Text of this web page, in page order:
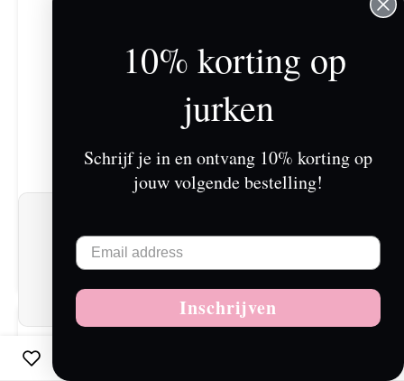
JURK
€169,00
€159,00
Vergelijk producten
verbeteren. Is dat akkoord?
Ja Nee
Meer over cookies »
10% korting op
jurken
Schrijf je in en ontvang 10% korting op
jouw volgende bestelling!
Inschrijven